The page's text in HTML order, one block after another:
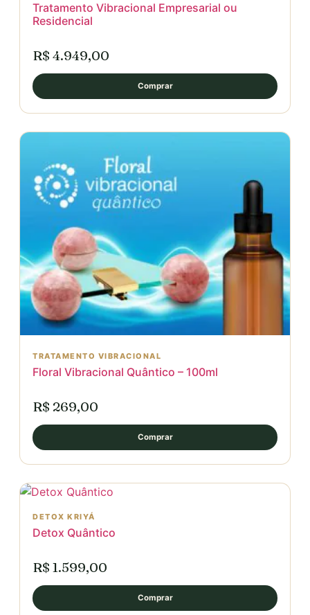
Tratamento Vibracional Empresarial ou
Residencial
R$ 4.949,00
Comprar
TRATAMENTO VIBRACIONAL
Floral Vibracional Quântico – 100ml
R$ 269,00
Comprar
DETOX KRIYÁ
Detox Quântico
R$ 1.599,00
Comprar